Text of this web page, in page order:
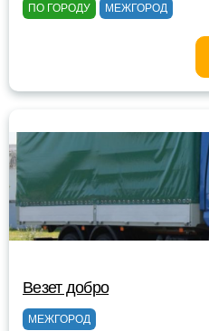
ПО ГОРОДУ МЕЖГОРОД
Везет добро
МЕЖГОРОД